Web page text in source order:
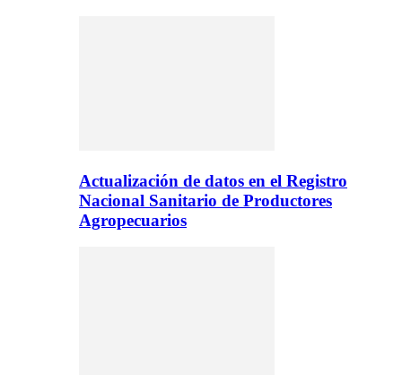
Actualización de datos en el Registro
Nacional Sanitario de Productores
Agropecuarios